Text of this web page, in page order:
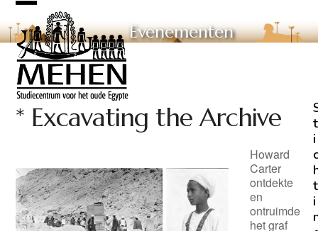
Skip
to
content
Open
mobile
menu
Close
mobile
menu
Evenementen
* Excavating the Archive
Howard
Carter
ontdekte
en
ontruimde
het graf
t
i
t
i